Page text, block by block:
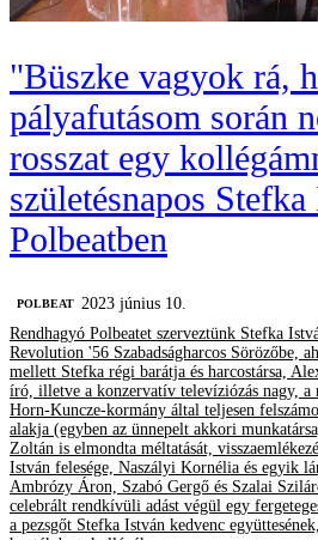
"Büszke vagyok rá,
pályafutásom során
rosszat egy
születésnapos
Polbeatben
‎POLBEAT
2023 június 10.
Rendhagyó Polbeatet szerveztünk Stefka
Revolution '56 Szabadságharcos Sörözőbe,
mellett Stefka régi barátja és harcostársa,
író, illetve a konzervatív televíziózás nagy, a
Horn-Kuncze-kormány által teljesen
alakja (egyben az ünnepelt akkori
Zoltán is elmondta méltatását,
István felesége, Naszályi Kornélia és egyik
Ambrózy Áron, Szabó Gergő és Szalai
celebrált rendkívüli adást végül egy
a pezsgőt Stefka István kedvenc